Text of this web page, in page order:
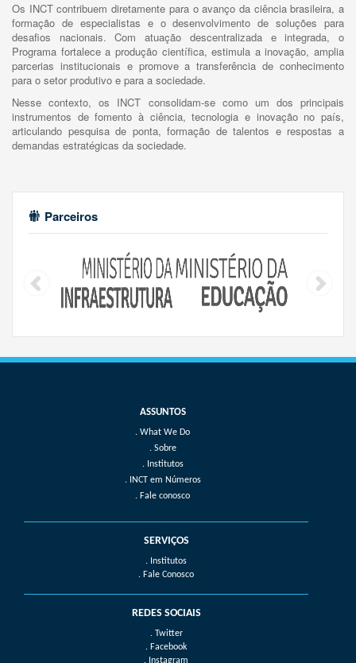
Os INCT contribuem diretamente para o avanço da ciência brasileira, a
formação de especialistas e o desenvolvimento de soluções para
desafios nacionais. Com atuação descentralizada e integrada, o
Programa fortalece a produção científica, estimula a inovação, amplia
parcerias institucionais e promove a transferência de conhecimento
para o setor produtivo e para a sociedade.
Nesse contexto, os INCT consolidam-se como um dos principais
instrumentos de fomento à ciência, tecnologia e inovação no país,
articulando pesquisa de ponta, formação de talentos e respostas a
demandas estratégicas da sociedade.
Parceiros
What We Do
Sobre
Institutos
INCT em Números
Fale conosco
SERVIÇOS
. Institutos
. Fale Conosco
REDES SOCIAIS
. Twitter
. Facebook
. Instagram